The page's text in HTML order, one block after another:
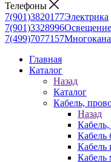
Телефоны
7(901)3820177Электрика
7(901)3328996Освещение
7(499)7077157
Главная
Каталог
Назад
Каталог
Кабель,
Назад
Кабель